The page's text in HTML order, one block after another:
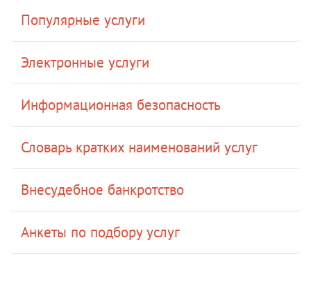
Популярные услуги
Электронные услуги
Информационная безопасность
Словарь кратких наименований услуг
Внесудебное банкротство
Анкеты по подбору услуг